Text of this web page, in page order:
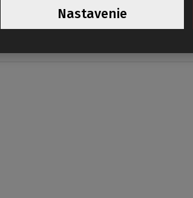
Nastavenie